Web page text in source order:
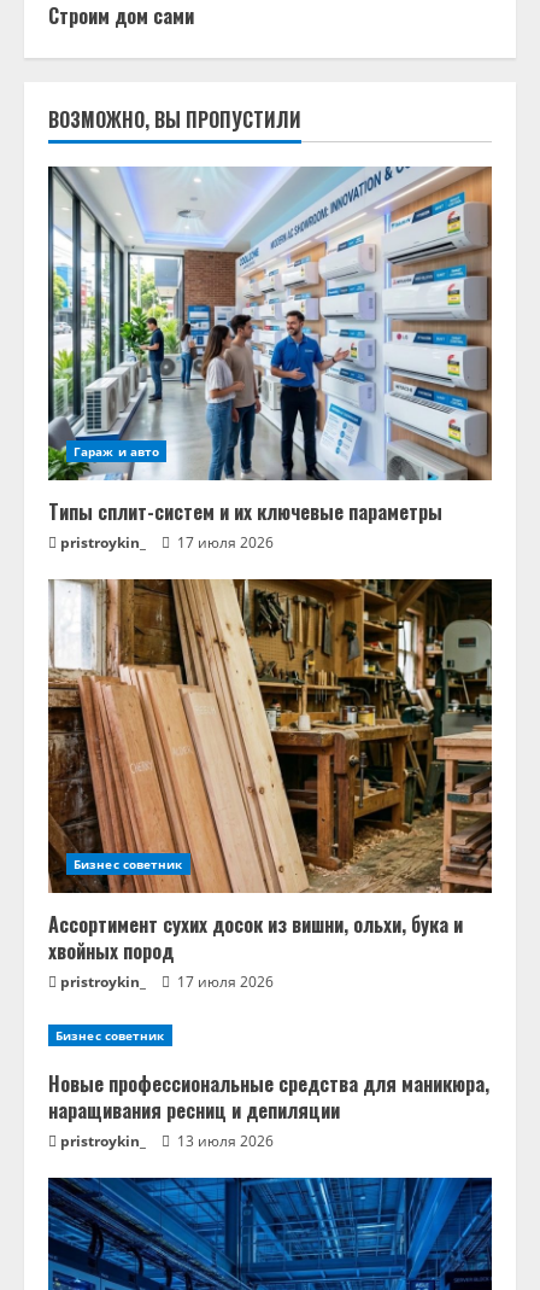
Строим дом сами
ВОЗМОЖНО, ВЫ ПРОПУСТИЛИ
Гараж и авто
Типы сплит-систем и их ключевые параметры
pristroykin_ 17 июля 2026
Бизнес советник
Ассортимент сухих досок из вишни, ольхи, бука и
хвойных пород
pristroykin_ 17 июля 2026
Бизнес советник
Новые профессиональные средства для маникюра,
наращивания ресниц и депиляции
pristroykin_ 13 июля 2026